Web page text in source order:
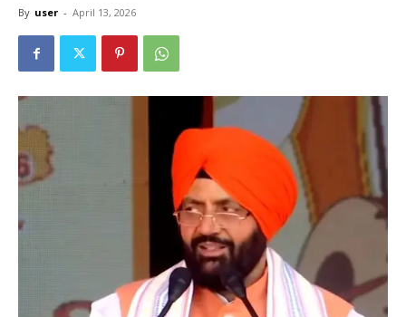
By user - April 13, 2026